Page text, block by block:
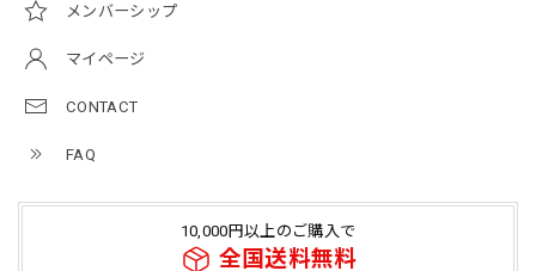
メンバーシップ
マイページ
CONTACT
FAQ
10,000円以上のご購入で
全国送料無料